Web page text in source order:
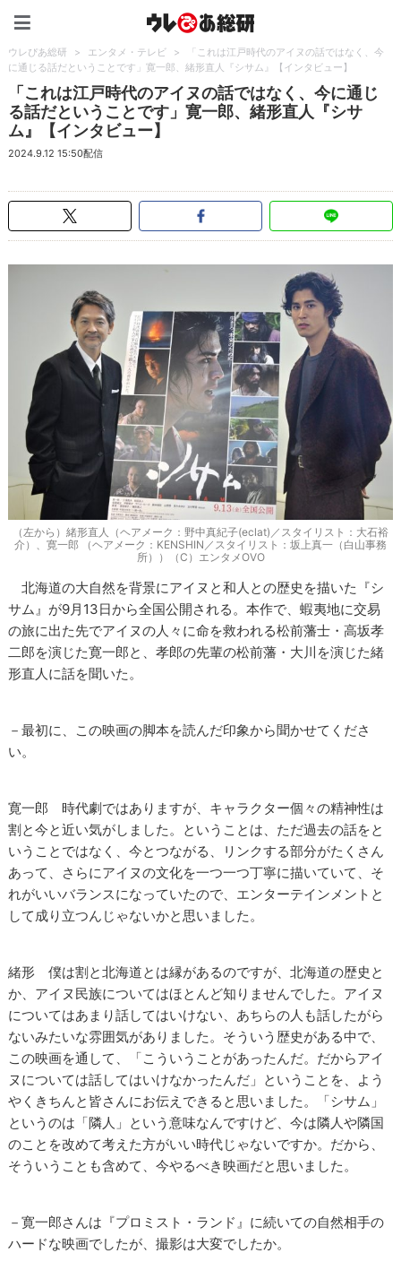
ウレぴあ総研 > エンタメ・テレビ >
「これは江戸時代のアイヌの話ではなく、今
に通じる話だということです」寛一郎、緒形直人『シサム』【インタビュー】
「これは江戸時代のアイヌの話ではなく、今に通じ
る話だということです」寛一郎、緒形直人『シサ
ム』【インタビュー】
2024.9.12 15:50配信
（左から）緒形直人（ヘアメーク：野中真紀子(eclat)／スタイリスト：大石裕
介）、寛一郎 （ヘアメーク：KENSHIN／スタイリスト：坂上真一（白山事務
所））（C）エンタメOVO
北海道の大自然を背景にアイヌと和人との歴史を描いた『シ
サム』が9月13日から全国公開される。本作で、蝦夷地に交易
の旅に出た先でアイヌの人々に命を救われる松前藩士・高坂孝
二郎を演じた寛一郎と、孝郎の先輩の松前藩・大川を演じた緒
形直人に話を聞いた。
－最初に、この映画の脚本を読んだ印象から聞かせてくださ
い。
寛一郎 時代劇ではありますが、キャラクター個々の精神性は
割と今と近い気がしました。ということは、ただ過去の話をと
いうことではなく、今とつながる、リンクする部分がたくさん
あって、さらにアイヌの文化を一つ一つ丁寧に描いていて、そ
れがいいバランスになっていたので、エンターテインメントと
して成り立つんじゃないかと思いました。
緒形 僕は割と北海道とは縁があるのですが、北海道の歴史と
か、アイヌ民族についてはほとんど知りませんでした。アイヌ
についてはあまり話してはいけない、あちらの人も話したがら
ないみたいな雰囲気がありました。そういう歴史がある中で、
この映画を通して、「こういうことがあったんだ。だからアイ
ヌについては話してはいけなかったんだ」ということを、よう
やくきちんと皆さんにお伝えできると思いました。「シサム」
というのは「隣人」という意味なんですけど、今は隣人や隣国
のことを改めて考えた方がいい時代じゃないですか。だから、
そういうことも含めて、今やるべき映画だと思いました。
－寛一郎さんは『プロミスト・ランド』に続いての自然相手の
ハードな映画でしたが、撮影は大変でしたか。